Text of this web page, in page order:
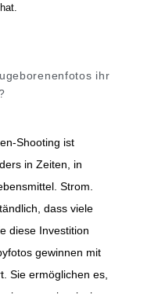
ihr
Shooting ist
in Zeiten, in
Strom.
dass viele
diese Investition
gewinnen mit
Sie ermöglichen es,